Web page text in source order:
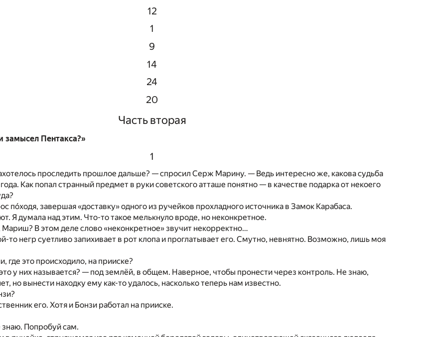
12
1
9
14
24
20
Часть вторая
замысел Пентакса?»
1
проследить прошлое дальше? — спросил Серж Марину. — Ведь интересно же, какова судьба
Как попал странный предмет в руки советского атташе понятно — в качестве подарка от некоего
пóходя, завершая «доставку» одного из ручейков прохладного источника в Замок Карабаса.
Я думала над этим. Что-то такое мелькнуло вроде, но неконкретное.
В этом деле слово «неконкретное» звучит некорректно…
то негр суетливо запихивает в рот клопа и проглатывает его. Смутно, невнятно. Возможно, лишь моя
где это происходило, на прииске?
у них называется? — под землёй, в общем. Наверное, чтобы пронести через контроль. Не знаю,
но вынести находку ему как-то удалось, насколько теперь нам известно.
его. Хотя и Бонзи работал на прииске.
Попробуй сам.